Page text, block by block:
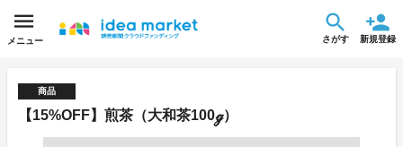
メニュー さがす 新規登録
商品
【15%OFF】煎茶（大和茶100ℊ）